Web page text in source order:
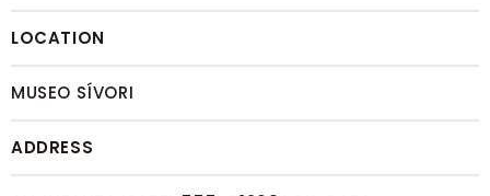
LOCATION
MUSEO SÍVORI
ADDRESS